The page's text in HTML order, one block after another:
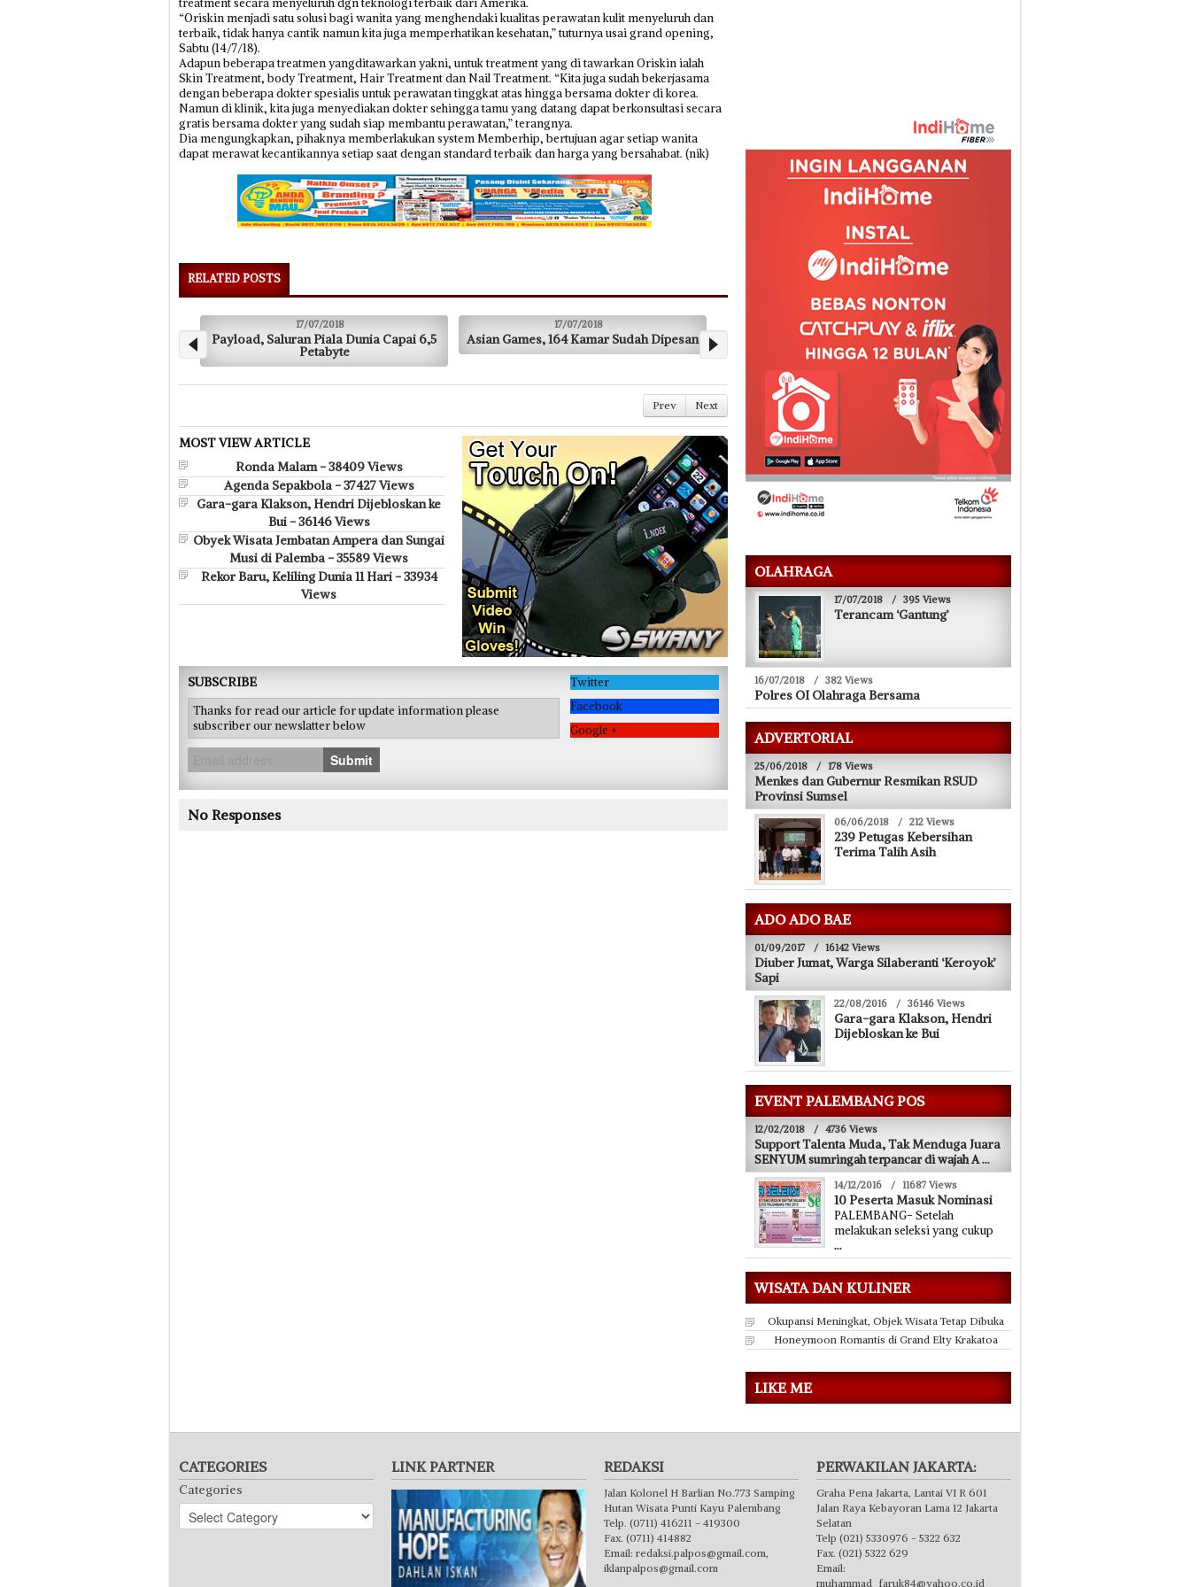
treatment secara menyeluruh dgn teknologi terbaik dari Amerika.
“Oriskin menjadi satu solusi bagi wanita yang menghendaki kualitas perawatan kulit menyeluruh dan
terbaik, tidak hanya cantik namun kita juga memperhatikan kesehatan,” tuturnya usai grand opening,
Sabtu (14/7/18).
Adapun beberapa treatmen yangditawarkan yakni, untuk treatment yang di tawarkan Oriskin ialah
Skin Treatment, body Treatment, Hair Treatment dan Nail Treatment. “Kita juga sudah bekerjasama
dengan beberapa dokter spesialis untuk perawatan tinggkat atas hingga bersama dokter di korea.
Namun di klinik, kita juga menyediakan dokter sehingga tamu yang datang dapat berkonsultasi secara
gratis bersama dokter yang sudah siap membantu perawatan,” terangnya.
Dia mengungkapkan, pihaknya memberlakukan system Memberhip, bertujuan agar setiap wanita
dapat merawat kecantikannya setiap saat dengan standard terbaik dan harga yang bersahabat. (nik)
RELATED POSTS
Payload, Saluran Piala Dunia Capai 6,5
Petabyte
Asian Games, 164 Kamar Sudah Dipesan Nikmati Menjadi Raja di Hari Ultah Sebulan, Diunduh Lebih dari 4 Juta Kali
Prev Next
MOST VIEW ARTICLE
Ronda Malam - 38409 Views
Agenda Sepakbola - 37427 Views
Gara-gara Klakson, Hendri Dijebloskan ke
Bui - 36146 Views
Obyek Wisata Jembatan Ampera dan Sungai
Musi di Palemba - 35589 Views
Rekor Baru, Keliling Dunia 11 Hari - 33934
Views
SUBSCRIBE
Thanks for read our article for update information please
subscriber our newslatter below
Submit
Twitter
Facebook
Google +
No Responses
OLAHRAGA
17/07/2018 / 395 Views
Terancam ‘Gantung’
16/07/2018 / 382 Views
Polres OI Olahraga Bersama
ADVERTORIAL
25/06/2018 / 178 Views
Menkes dan Gubernur Resmikan RSUD
Provinsi Sumsel
06/06/2018 / 212 Views
239 Petugas Kebersihan
Terima Talih Asih
ADO ADO BAE
01/09/2017 / 16142 Views
Diuber Jumat, Warga Silaberanti ‘Keroyok’
Sapi
22/08/2016 / 36146 Views
Gara-gara Klakson, Hendri
Dijebloskan ke Bui
EVENT PALEMBANG POS
12/02/2018 / 4736 Views
Support Talenta Muda, Tak Menduga Juara
SENYUM sumringah terpancar di wajah A...
14/12/2016 / 11687 Views
10 Peserta Masuk Nominasi
PALEMBANG- Setelah
melakukan seleksi yang cukup
...
WISATA DAN KULINER
Okupansi Meningkat, Objek Wisata Tetap Dibuka
Honeymoon Romantis di Grand Elty Krakatoa
LIKE ME
CATEGORIES
Categories
LINK PARTNER REDAKSI
Jalan Kolonel H Barlian No.773 Samping
Hutan Wisata Punti Kayu Palembang
Telp. (0711) 416211 - 419300
Fax. (0711) 414882
Email: redaksi.palpos@gmail.com,
iklanpalpos@gmail.com
PERWAKILAN JAKARTA:
Graha Pena Jakarta, Lantai VI R 601
Jalan Raya Kebayoran Lama 12 Jakarta
Selatan
Telp (021) 5330976 - 5322 632
Fax. (021) 5322 629
Email:
muhammad_faruk84@yahoo.co.id